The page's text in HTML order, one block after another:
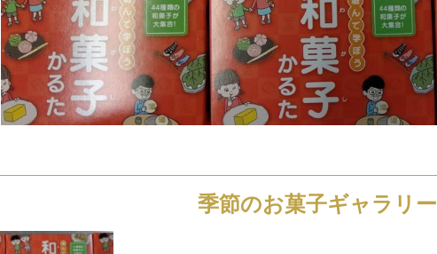
季節のお菓子ギャラリー